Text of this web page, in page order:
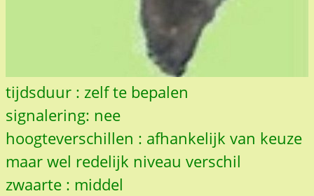
tijdsduur : zelf te bepalen
signalering: nee
hoogteverschillen : afhankelijk van keuze
maar wel redelijk niveau verschil
zwaarte : middel